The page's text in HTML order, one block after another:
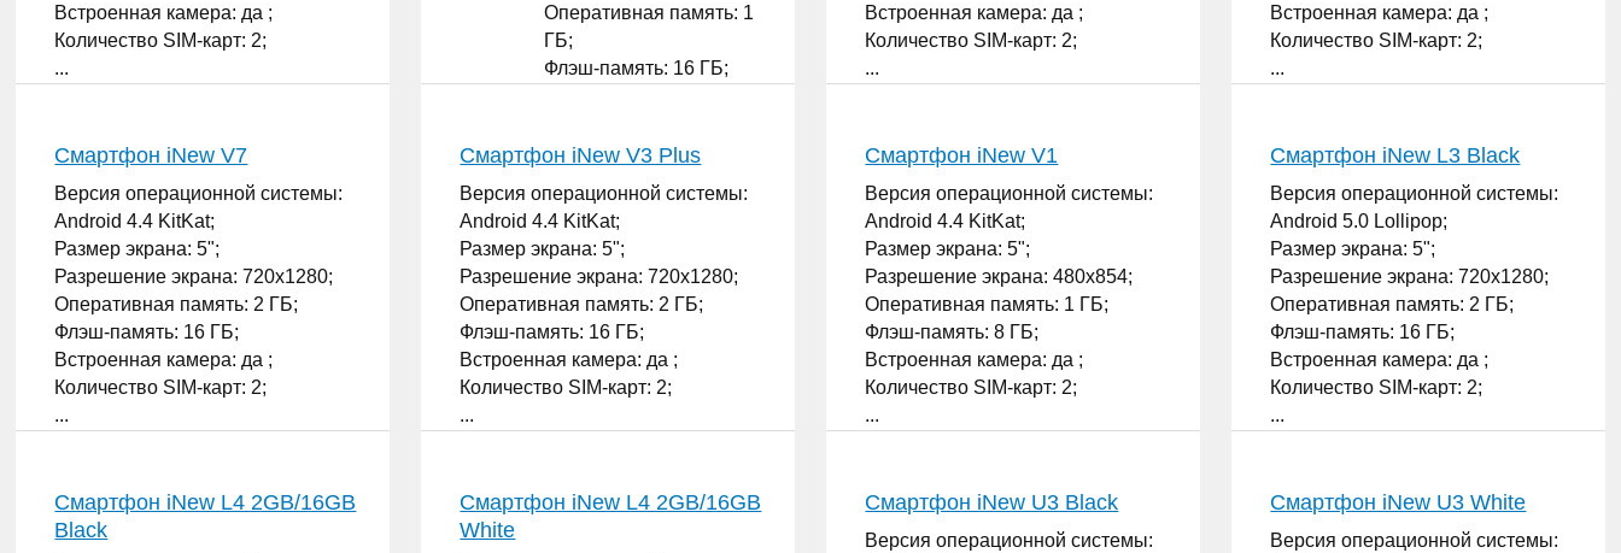
Встроенная камера: да ;
Количество SIM-карт: 2;
...
Оперативная память: 1
ГБ;
Флэш-память: 16 ГБ;
...
Встроенная камера: да ;
Количество SIM-карт: 2;
...
Встроенная камера: да ;
Количество SIM-карт: 2;
...
Смартфон iNew V7
Версия операционной системы:
Android 4.4 KitKat;
Размер экрана: 5";
Разрешение экрана: 720x1280;
Оперативная память: 2 ГБ;
Флэш-память: 16 ГБ;
Встроенная камера: да ;
Количество SIM-карт: 2;
...
Смартфон iNew V3 Plus
Версия операционной системы:
Android 4.4 KitKat;
Размер экрана: 5";
Разрешение экрана: 720x1280;
Оперативная память: 2 ГБ;
Флэш-память: 16 ГБ;
Встроенная камера: да ;
Количество SIM-карт: 2;
...
Смартфон iNew V1
Версия операционной системы:
Android 4.4 KitKat;
Размер экрана: 5";
Разрешение экрана: 480x854;
Оперативная память: 1 ГБ;
Флэш-память: 8 ГБ;
Встроенная камера: да ;
Количество SIM-карт: 2;
...
Смартфон iNew L3 Black
Версия операционной системы:
Android 5.0 Lollipop;
Размер экрана: 5";
Разрешение экрана: 720x1280;
Оперативная память: 2 ГБ;
Флэш-память: 16 ГБ;
Встроенная камера: да ;
Количество SIM-карт: 2;
...
Смартфон iNew L4 2GB/16GB
Black
Смартфон iNew L4 2GB/16GB
White
Смартфон iNew U3 Black
Версия операционной системы:
Смартфон iNew U3 White
Версия операционной системы: